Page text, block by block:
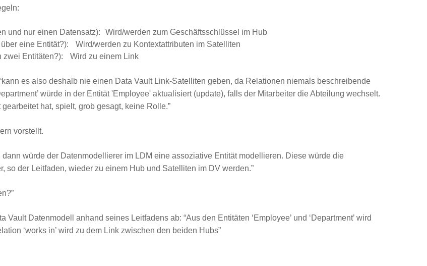
und nur einen Datensatz): Wird/werden zum Geschäftsschlüssel im Hub
eine Entität?): Wird/werden zu Kontextattributen im Satelliten
zwei Entitäten?): Wird zu einem Link
es also deshalb nie einen Data Vault Link-Satelliten geben, da Relationen niemals beschreibende
würde in der Entität 'Employee' aktualisiert (update), falls der Mitarbeiter die Abteilung wechselt.
hat, spielt, grob gesagt, keine Rolle.”
vorstellt.
würde der Datenmodellierer im LDM eine assoziative Entität modellieren. Diese würde die
so der Leitfaden, wieder zu einem Hub und Satelliten im DV werden.”
Datenmodell anhand seines Leitfadens ab: “Aus den Entitäten ‘Employee’ und ‘Department’ wird
‘works in’ wird zu dem Link zwischen den beiden Hubs”